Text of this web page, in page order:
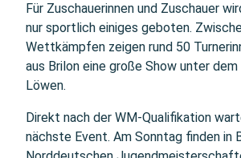
Für Zuschauerinnen und Zuschauer
nur sportlich einiges geboten.
Wettkämpfen zeigen rund 50
aus Brilon eine große Show unter
Löwen.
Direkt nach der WM-Qualifikation
nächste Event. Am Sonntag finden in